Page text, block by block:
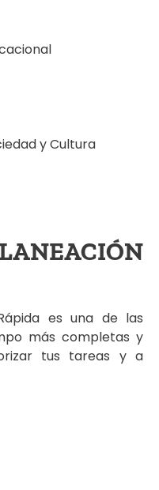
y Cultura
es una de las
más completas y
tus tareas y a